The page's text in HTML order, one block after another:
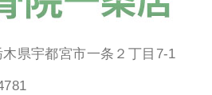
県宇都宮市一条２丁目7-1